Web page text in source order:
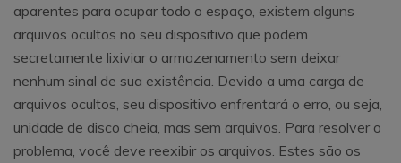
aparentes para ocupar todo o espaço, existem alguns
arquivos ocultos no seu dispositivo que podem
secretamente lixiviar o armazenamento sem deixar
nenhum sinal de sua existência. Devido a uma carga de
arquivos ocultos, seu dispositivo enfrentará o erro, ou seja,
unidade de disco cheia, mas sem arquivos. Para resolver o
problema, você deve reexibir os arquivos. Estes são os